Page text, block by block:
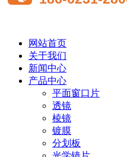
网站首页
关于我们
新闻中心
产品中心
平面窗口片
透镜
棱镜
镀膜
分划板